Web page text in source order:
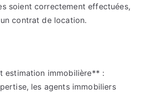
soient correctement effectuées,
contrat de location.
estimation immobilière** :
les agents immobiliers